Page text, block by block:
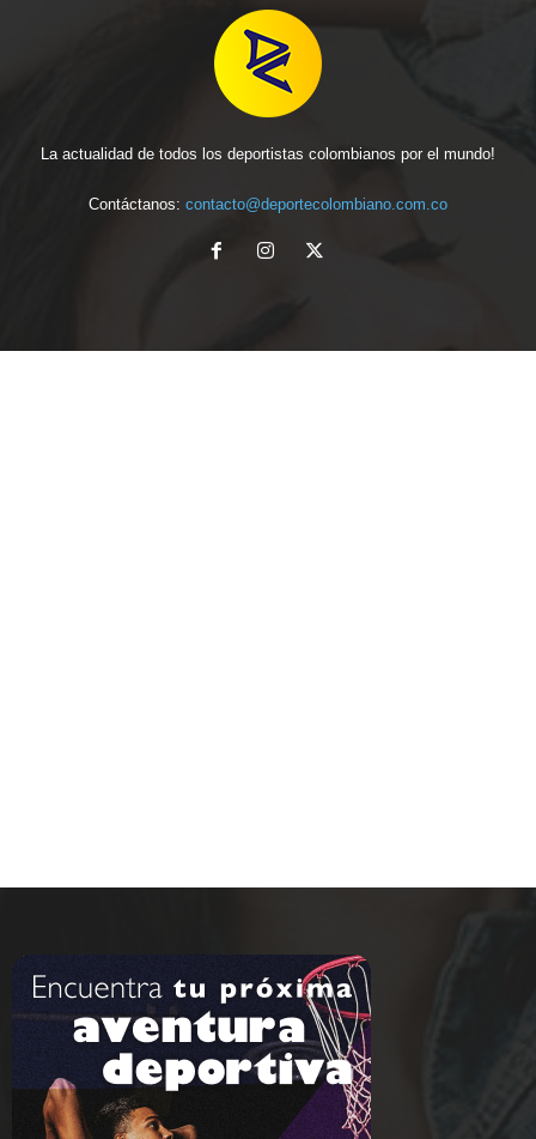
La actualidad de todos los deportistas colombianos por el mundo!
Contáctanos: contacto@deportecolombiano.com.co